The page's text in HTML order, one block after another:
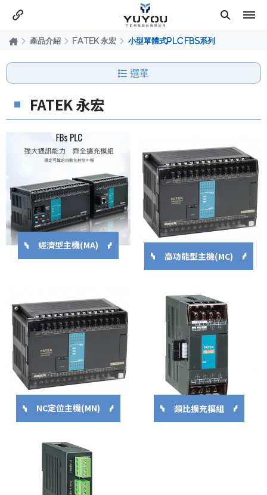
產品介紹 FATEK 永宏 小型單體式PLC FBS系列
選單
FATEK 永宏
經濟型主機(MA)
高功能型主機(MC)
NC定位主機(MN) 類比擴充模組